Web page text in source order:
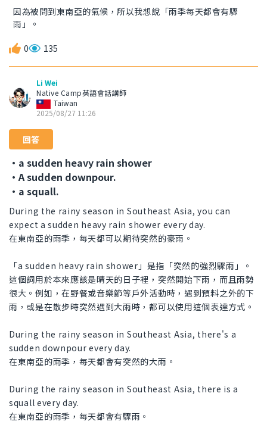
因為被問到東南亞的氣候，所以我想說「雨季每天都會有驟
雨」。
0 135
Li Wei
Native Camp英語會話講師
Taiwan
2025/08/27 11:26
回答
・a sudden heavy rain shower
・A sudden downpour.
・a squall.
During the rainy season in Southeast Asia, you can
expect a sudden heavy rain shower every day.
在東南亞的雨季，每天都可以期待突然的豪雨。
「a sudden heavy rain shower」是指「突然的強烈驟雨」。
這個詞用於本來應該是晴天的日子裡，突然開始下雨，而且雨勢
很大。例如，在野餐或音樂節等戶外活動時，遇到預料之外的下
雨，或是在散步時突然遇到大雨時，都可以使用這個表達方式。
During the rainy season in Southeast Asia, there's a
sudden downpour every day.
在東南亞的雨季，每天都會有突然的大雨。
During the rainy season in Southeast Asia, there is a
squall every day.
在東南亞的雨季，每天都會有驟雨。